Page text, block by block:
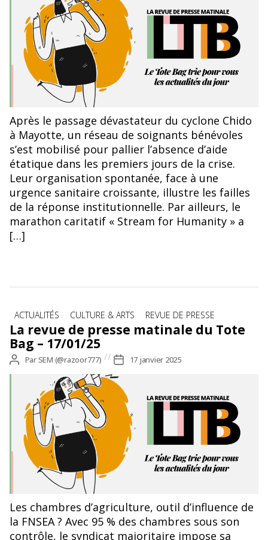
Après le passage dévastateur du cyclone Chido
à Mayotte, un réseau de soignants bénévoles
s’est mobilisé pour pallier l’absence d’aide
étatique dans les premiers jours de la crise.
Leur organisation spontanée, face à une
urgence sanitaire croissante, illustre les failles
de la réponse institutionnelle. Par ailleurs, le
marathon caritatif « Stream for Humanity » a
[…]
Catégories
ACTUALITÉS CULTURE & ARTS REVUE DE PRESSE
La revue de presse matinale du Tote
Bag – 17/01/25
Auteur
ParSEM (@razoor777)
Date
l’article
17 janvier 2025
Les chambres d’agriculture, outil d’influence de
la FNSEA ? Avec 95 % des chambres sous son
contrôle, le syndicat majoritaire impose sa